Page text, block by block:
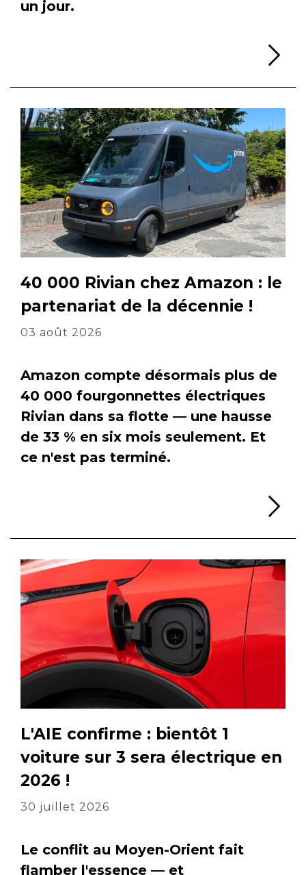
un jour.
40 000 Rivian chez Amazon : le
partenariat de la décennie !
03 août 2026
Amazon compte désormais plus de
40 000 fourgonnettes électriques
Rivian dans sa flotte — une hausse
de 33 % en six mois seulement. Et
ce n'est pas terminé.
L'AIE confirme : bientôt 1
voiture sur 3 sera électrique en
2026 !
30 juillet 2026
Le conflit au Moyen-Orient fait
flamber l'essence — et